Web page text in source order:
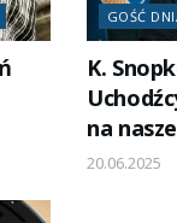
GOŚĆ
K.
na
20.06.2025